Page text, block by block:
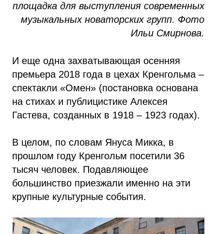
площадка для выступления современных
музыкальных новаторских групп. Фото
Ильи Смирнова.
И еще одна захватывающая осенняя
премьера 2018 года в цехах Кренгольма –
спектакли «Омен» (постановка основана
на стихах и публицистике Алексея
Гастева, созданных в 1918 – 1923 годах).
В целом, по словам Януса Микка, в
прошлом году Кренгольм посетили 36
тысяч человек. Подавляющее
большинство приезжали именно на эти
крупные культурные события.